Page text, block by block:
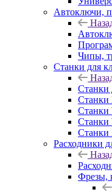
Автоключи,
Чипы,
Станки для
Станки
Станки
Расходники
Фрезы,